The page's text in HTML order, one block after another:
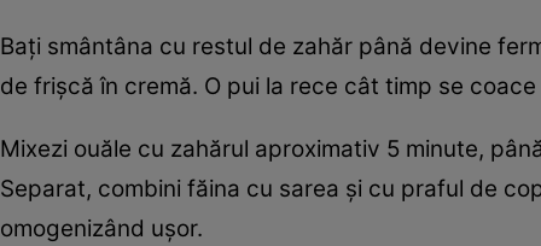
Baţi smântâna cu restul de zahăr până devine
de frişcă în cremă. O pui la rece cât timp se
Mixezi ouăle cu zahărul aproximativ 5 minute,
Separat, combini făina cu sarea şi cu praful de
omogenizând uşor.